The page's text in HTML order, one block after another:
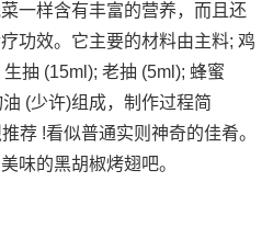
一样含有丰富的营养，而且还
功效。它主要的材料由主料; 鸡
抽 (15ml); 老抽 (5ml); 蜂蜜
(少许)组成，制作过程简
荐 !看似普通实则神奇的佳肴。
味的黑胡椒烤翅吧。